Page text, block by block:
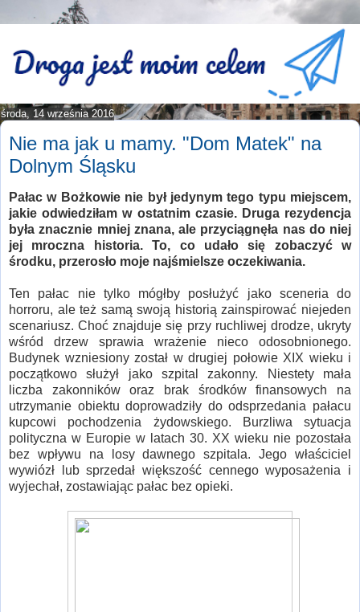
środa, 14 września 2016
Nie ma jak u mamy. "Dom Matek" na
Dolnym Śląsku
Pałac w Bożkowie nie był jedynym tego typu miejscem,
jakie odwiedziłam w ostatnim czasie. Druga rezydencja
była znacznie mniej znana, ale przyciągnęła nas do niej
jej mroczna historia. To, co udało się zobaczyć w
środku, przerosło moje najśmielsze oczekiwania.
Ten pałac nie tylko mógłby posłużyć jako sceneria do
horroru, ale też samą swoją historią zainspirować niejeden
scenariusz. Choć znajduje się przy ruchliwej drodze, ukryty
wśród drzew sprawia wrażenie nieco odosobnionego.
Budynek wzniesiony został w drugiej połowie XIX wieku i
początkowo służył jako szpital zakonny. Niestety mała
liczba zakonników oraz brak środków finansowych na
utrzymanie obiektu doprowadziły do odsprzedania pałacu
kupcowi pochodzenia żydowskiego. Burzliwa sytuacja
polityczna w Europie w latach 30. XX wieku nie pozostała
bez wpływu na losy dawnego szpitala. Jego właściciel
wywiózł lub sprzedał większość cennego wyposażenia i
wyjechał, zostawiając pałac bez opieki.